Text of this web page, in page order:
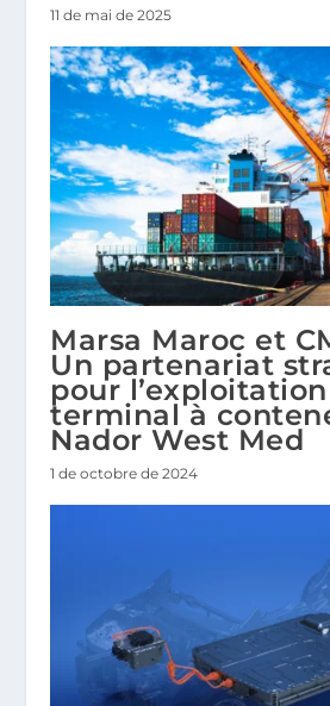
11 de mai de 2025
Marsa Maroc et
Un partenariat
pour
terminal à
Nador West Med
1 de octobre de 2024